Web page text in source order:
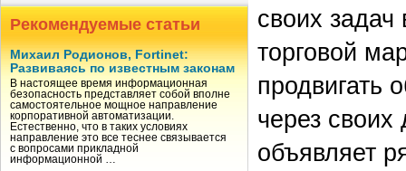
Рекомендуемые статьи
Михаил Родионов, Fortinet:
Развиваясь по известным законам
В настоящее время информационная
безопасность представляет собой вполне
самостоятельное мощное направление
корпоративной автоматизации.
Естественно, что в таких условиях
направление это все теснее связывается
с вопросами прикладной
информационной …
своих
торговой
продвигать
через
объявляет